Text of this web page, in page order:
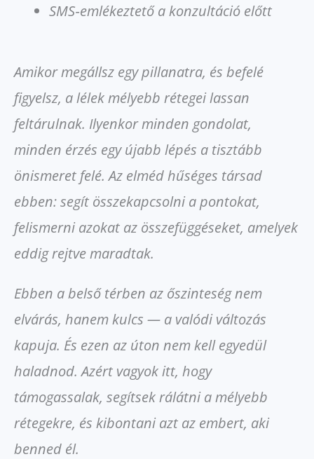
SMS‑emlékeztető a konzultáció előtt
Amikor megállsz egy pillanatra, és befelé
figyelsz, a lélek mélyebb rétegei lassan
feltárulnak. Ilyenkor minden gondolat,
minden érzés egy újabb lépés a tisztább
önismeret felé. Az elméd hűséges társad
ebben: segít összekapcsolni a pontokat,
felismerni azokat az összefüggéseket, amelyek
eddig rejtve maradtak.
Ebben a belső térben az őszinteség nem
elvárás, hanem kulcs — a valódi változás
kapuja. És ezen az úton nem kell egyedül
haladnod. Azért vagyok itt, hogy
támogassalak, segítsek rálátni a mélyebb
rétegekre, és kibontani azt az embert, aki
benned él.